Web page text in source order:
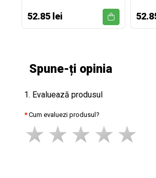
52.85 lei
Spune-ți opinia
1. Evaluează produsul
Cum evaluezi produsul?